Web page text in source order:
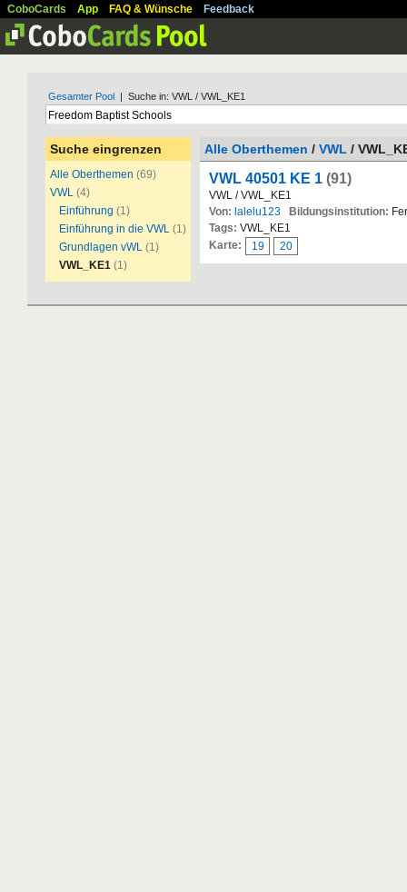
CoboCards App FAQ & Wünsche Feedback
Gesamter Pool | Suche in: VWL / VWL_KE1
Suche eingrenzen
Alle Oberthemen (69)
VWL (4)
Einführung (1)
Einführung in die VWL (1)
Grundlagen vWL (1)
VWL_KE1 (1)
Alle Oberthemen / VWL /
VWL 40501 KE 1 (91)
VWL / VWL_KE1
Von: lalelu123 Bildungsinstitution:
Tags: VWL_KE1
Karte:
19 20